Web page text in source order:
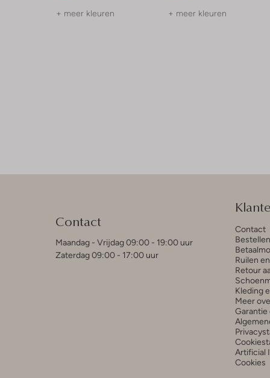
+ meer kleuren + meer kleuren
Contact
Maandag - Vrijdag 09:00 - 19:00 uur
Zaterdag 09:00 - 17:00 uur
Contact
Ruilen
Retour
Kleding
Meer
Garantie
Artificial
Cookies